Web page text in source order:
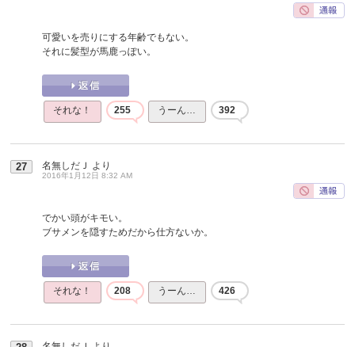
可愛いを売りにする年齢でもない。
それに髪型が馬鹿っぽい。
それな！ 255 うーん… 392
27 名無しだＪ より
2016年1月12日 8:32 AM
でかい頭がキモい。
ブサメンを隠すためだから仕方ないか。
それな！ 208 うーん… 426